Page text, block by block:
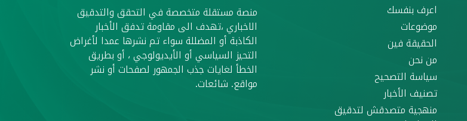
اعرف بنفسك
موضوعات
الحقيقة فين
من نحن
سياسة التصحيح
تصنيف الأخبار
منهجية متصدقش لتدقيق
منصة مستقلة متخصصة في التحقق والتدقيق
الاخباري ،تهدف الى مقاومة تدفق الأخبار
الكاذبة أو المضللة سواء تم نشرها عمدا لأغراض
التحيز السياسي أو الأيديولوجي ، أو بطريق
الخطأ لغايات جذب الجمهور لصفحات أو نشر
مواقع. شائعات.